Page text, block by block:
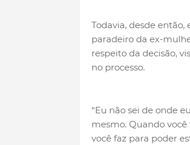
Todavia, desde
paradeiro da ex-
respeito da decisão,
no processo.
“Eu não sei de onde
mesmo. Quando
você faz para poder